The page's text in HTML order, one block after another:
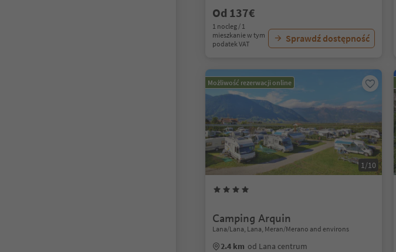
Od 137€
1 nocleg / 1
mieszkanie w tym
podatek VAT
Sprawdź dostępność
Możliwość rezerwacji online
1/10
Camping Arquin
Lana/Lana, Lana, Meran/Merano and environs
2.4 km od Lana centrum